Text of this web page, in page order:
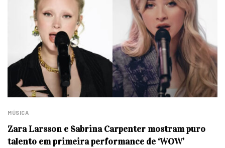
MÚSICA
Zara Larsson e Sabrina Carpenter mostram puro
talento em primeira performance de ‘WOW’